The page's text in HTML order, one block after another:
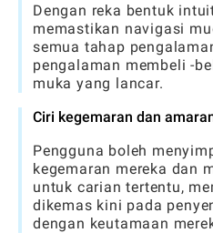
Dengan reka bentuk
memastikan navigasi
semua tahap
pengalaman membeli -
muka yang lancar.
Ciri kegemaran dan
Pengguna boleh
kegemaran mereka dan
untuk carian tertentu,
dikemas kini pada
dengan keutamaan